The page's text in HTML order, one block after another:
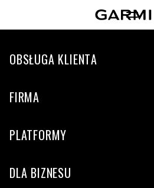
OBSŁUGA KLIENTA
FIRMA
PLATFORMY
DLA BIZNESU